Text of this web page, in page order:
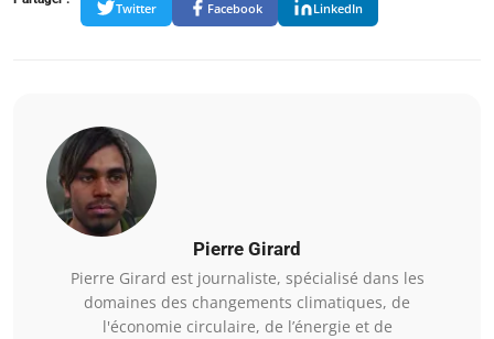
Twitter Facebook LinkedIn
Pierre Girard
Pierre Girard est journaliste, spécialisé dans les
domaines des changements climatiques, de
l'économie circulaire, de l’énergie et de